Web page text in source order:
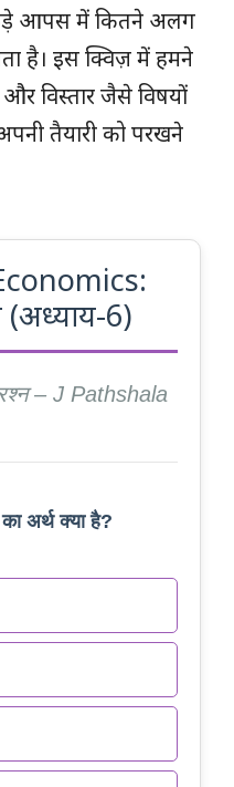
आपस में कितने अलग
है। इस क्विज़ में हमने
विस्तार जैसे विषयों
तैयारी को परखने
(अध्याय-6)
– J Pathshala
अर्थ क्या है?